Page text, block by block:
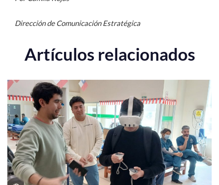
Dirección de Comunicación Estratégica
Artículos relacionados